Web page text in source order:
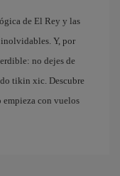
de El Rey y las
Y, por
no dejes de
tikin xic. Descubre
con vuelos